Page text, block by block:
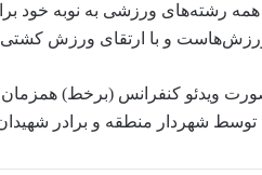
ورزشی به نوبه خود
و با ارتقای ورزش کشتی